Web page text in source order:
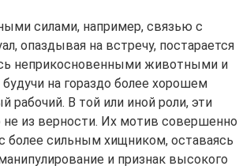
силами, например, связью с
опаздывая на встречу, постарается
неприкосновенными животными и
на гораздо более хорошем
В той или иной роли, эти
из верности. Их мотив совершенно
более сильным хищником, оставаясь
и признак высокого